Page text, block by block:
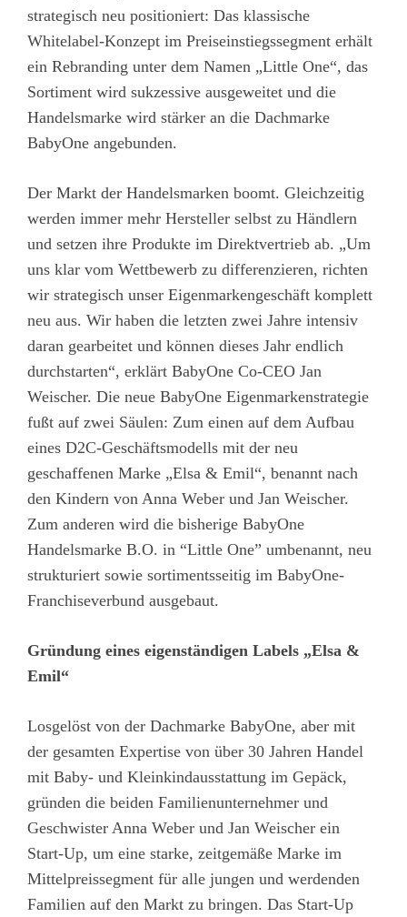
strategisch neu positioniert: Das klassische
Whitelabel-Konzept im Preiseinstiegssegment erhält
ein Rebranding unter dem Namen „Little One“, das
Sortiment wird sukzessive ausgeweitet und die
Handelsmarke wird stärker an die Dachmarke
BabyOne angebunden.
Der Markt der Handelsmarken boomt. Gleichzeitig
werden immer mehr Hersteller selbst zu Händlern
und setzen ihre Produkte im Direktvertrieb ab. „Um
uns klar vom Wettbewerb zu differenzieren, richten
wir strategisch unser Eigenmarkengeschäft komplett
neu aus. Wir haben die letzten zwei Jahre intensiv
daran gearbeitet und können dieses Jahr endlich
durchstarten“, erklärt BabyOne Co-CEO Jan
Weischer. Die neue BabyOne Eigenmarkenstrategie
fußt auf zwei Säulen: Zum einen auf dem Aufbau
eines D2C-Geschäftsmodells mit der neu
geschaffenen Marke „Elsa & Emil“, benannt nach
den Kindern von Anna Weber und Jan Weischer.
Zum anderen wird die bisherige BabyOne
Handelsmarke B.O. in “Little One” umbenannt, neu
strukturiert sowie sortimentsseitig im BabyOne-
Franchiseverbund ausgebaut.
Gründung eines eigenständigen Labels „Elsa &
Emil“
Losgelöst von der Dachmarke BabyOne, aber mit
der gesamten Expertise von über 30 Jahren Handel
mit Baby- und Kleinkindausstattung im Gepäck,
gründen die beiden Familienunternehmer und
Geschwister Anna Weber und Jan Weischer ein
Start-Up, um eine starke, zeitgemäße Marke im
Mittelpreissegment für alle jungen und werdenden
Familien auf den Markt zu bringen. Das Start-Up